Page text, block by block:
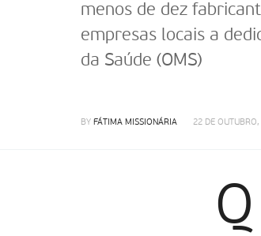
menos de dez
empresas locais a
da Saúde (OMS)
BY FÁTIMA MISSIONÁRIA 22 DE OUTUBRO,
Q